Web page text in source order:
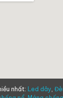
nhất: Led dây,